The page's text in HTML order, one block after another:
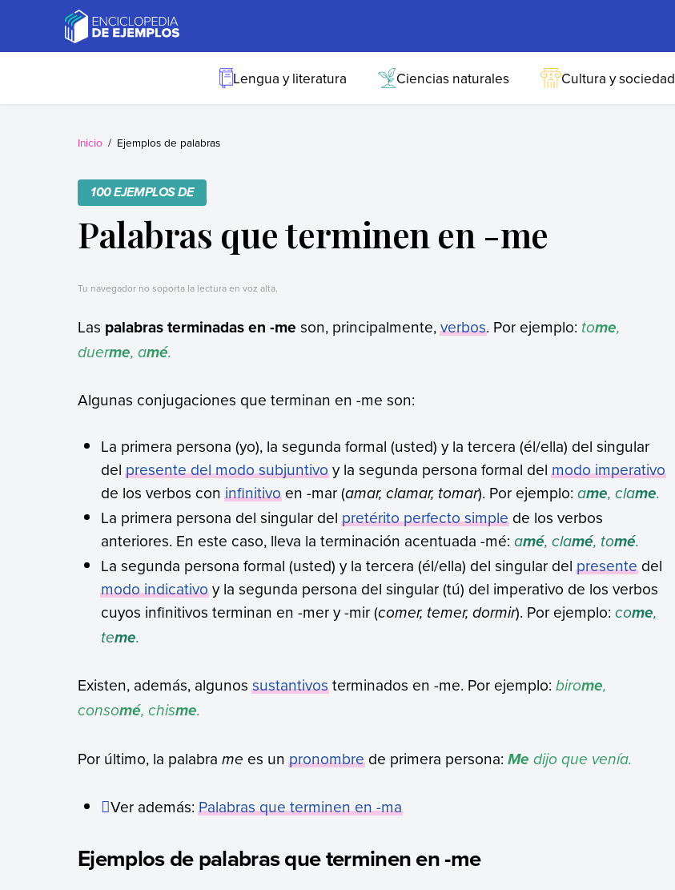
Ejemplos
Necesitas ejemplos.
Lengua y literatura Ciencias naturales Cultura y sociedad
Inicio Ejemplos de palabras
100 EJEMPLOS DE
Palabras que terminen en -me
Tu navegador no soporta la lectura en voz alta.
Las palabras terminadas en -me son, principalmente,verbos. Por ejemplo: tome,
duerme, amé.
Algunas conjugaciones que terminan en -me son:
La primera persona (yo), la segunda formal (usted) y la tercera (él/ella) del singular
delpresente del modo subjuntivoy la segunda persona formal delmodo imperativo
de los verbos coninfinitivoen -mar (amar, clamar, tomar). Por ejemplo:ame, clame.
La primera persona del singular delpretérito perfecto simplede los verbos
anteriores. En este caso, lleva la terminación acentuada -mé:amé, clamé, tomé.
La segunda persona formal (usted) y la tercera (él/ella) del singular delpresentedel
modo indicativoy la segunda persona del singular (tú) del imperativo de los verbos
cuyos infinitivos terminan en -mer y -mir (comer, temer, dormir). Por ejemplo:come,
teme.
Existen, además, algunossustantivosterminados en -me. Por ejemplo: birome,
consomé, chisme.
Por último, la palabra me es unpronombrede primera persona: Me dijo que venía.
Ver además:Palabras que terminen en -ma
Ejemplos de palabras que terminen en -me